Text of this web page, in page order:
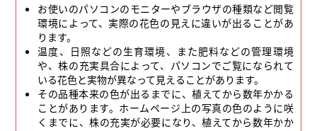
お使いのパソコンのモニターやブラウザの種類など閲覧
環境によって、実際の花色の見えに違いが出ることがあ
ります。
温度、日照などの生育環境、また肥料などの管理環境
や、株の充実具合によって、パソコンでご覧になられて
いる花色と実物が異なって見えることがあります。
その品種本来の色が出るまでに、植えてから数年かかる
ことがあります。ホームページ上の写真の色のように咲
くまでに、株の充実が必要になり、植えてから数年かか